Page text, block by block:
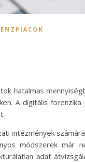
hatalmas
A digitális
intézmények
módszerek már
adat